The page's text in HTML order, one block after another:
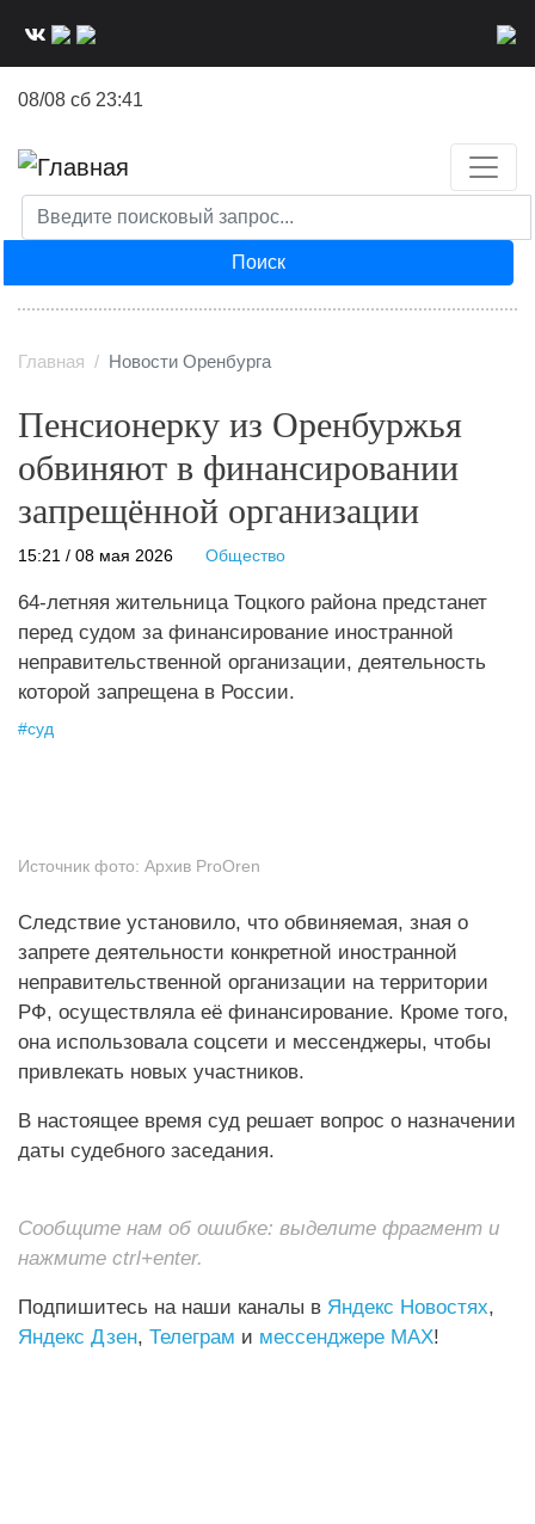
08/08 сб 23:41
Поиск
Главная Новости Оренбурга
Пенсионерку из Оренбуржья
обвиняют в финансировании
запрещённой организации
15:21 / 08 мая 2026 Общество
64‑летняя жительница Тоцкого района предстанет
перед судом за финансирование иностранной
неправительственной организации, деятельность
которой запрещена в России.
#суд
Источник фото: Архив ProOren
Следствие установило, что обвиняемая, зная о
запрете деятельности конкретной иностранной
неправительственной организации на территории
РФ, осуществляла её финансирование. Кроме того,
она использовала соцсети и мессенджеры, чтобы
привлекать новых участников.
В настоящее время суд решает вопрос о назначении
даты судебного заседания.
Сообщите нам об ошибке: выделите фрагмент и
нажмите ctrl+enter.
Подпишитесь на наши каналы в Яндекс Новостях,
Яндекс Дзен, Телеграм и мессенджере MAX!